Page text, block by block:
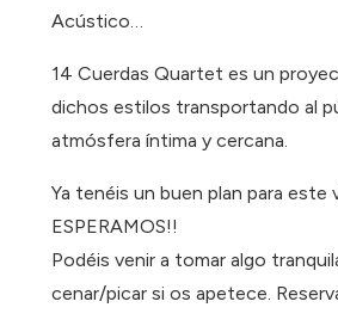
Acústico…
14 Cuerdas Quartet es un
dichos estilos transportando al
atmósfera íntima y cercana.
Ya tenéis un buen plan para este
ESPERAMOS!!
Podéis venir a tomar algo
cenar/picar si os apetece.